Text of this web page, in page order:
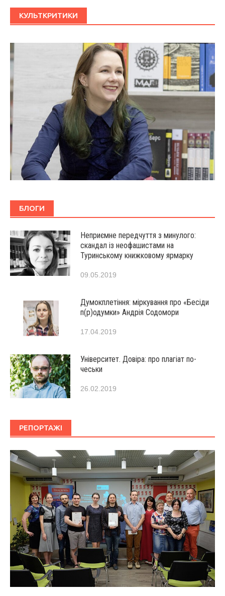
КУЛЬТКРИТИКИ
БЛОГИ
Неприємне передчуття з минулого:
скандал із неофашистами на
Туринському книжковому ярмарку
09.05.2019
Думокплетіння: міркування про «Бесіди
п(р)одумки» Андрія Содомори
17.04.2019
Університет. Довіра: про плагіат по-
чеськи
26.02.2019
РЕПОРТАЖІ